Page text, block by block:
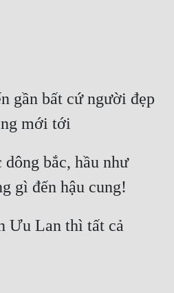
gần bất cứ người đẹp
mới tới
bắc, hầu như
gì đến hậu cung!
Ưu Lan thì tất cả